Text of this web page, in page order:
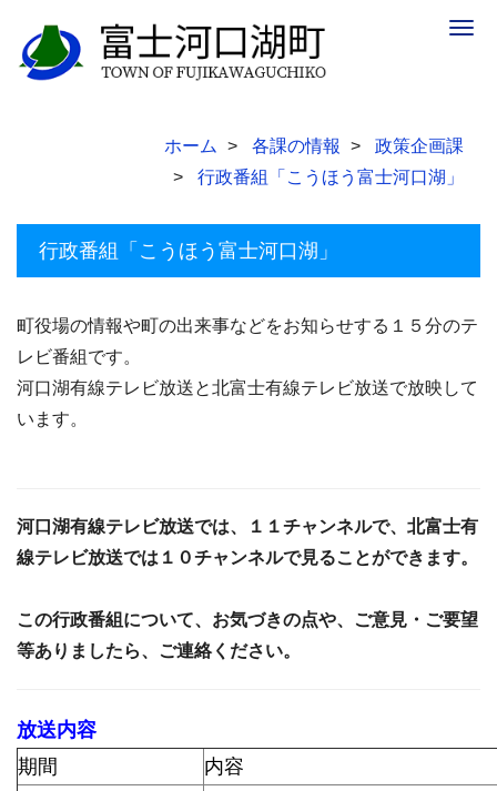
ホーム 各課の情報
政策企画課
行政番組「こうほう富士河口湖」
行政番組「こうほう富士河口湖」
町役場の情報や町の出来事などをお知らせする１５分のテ
レビ番組です。
河口湖有線テレビ放送と北富士有線テレビ放送で放映して
います。
河口湖有線テレビ放送では、１１チャンネルで、北富士有
線テレビ放送では１０チャンネルで見ることができます。
この行政番組について、お気づきの点や、ご意見・ご要望
等ありましたら、ご連絡ください。
放送内容
期間
内容